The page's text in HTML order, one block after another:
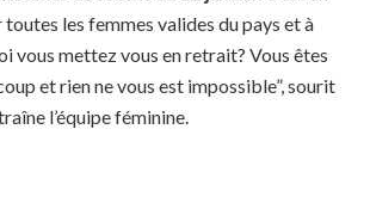
les femmes valides du pays et à
vous mettez vous en retrait? Vous êtes
et rien ne vous est impossible”, sourit
l’équipe féminine.